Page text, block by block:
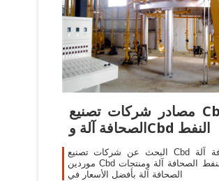
مصادر شركات تصنيع Cbd النفط
الصحافة آلة وCbd النفط
البحث عن شركات تصنيع Cbd النفط الصحافة آلة
موردين Cbd النفط الصحافة آلة ومنتجات Cbd النفط
الصحافة آلة بأفضل الأسعار في